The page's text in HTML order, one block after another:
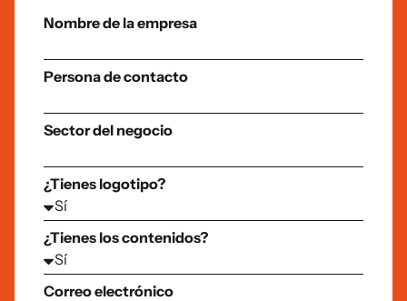
Nombre de la empresa
Persona de contacto
Sector del negocio
¿Tienes logotipo?
¿Tienes los contenidos?
Correo electrónico